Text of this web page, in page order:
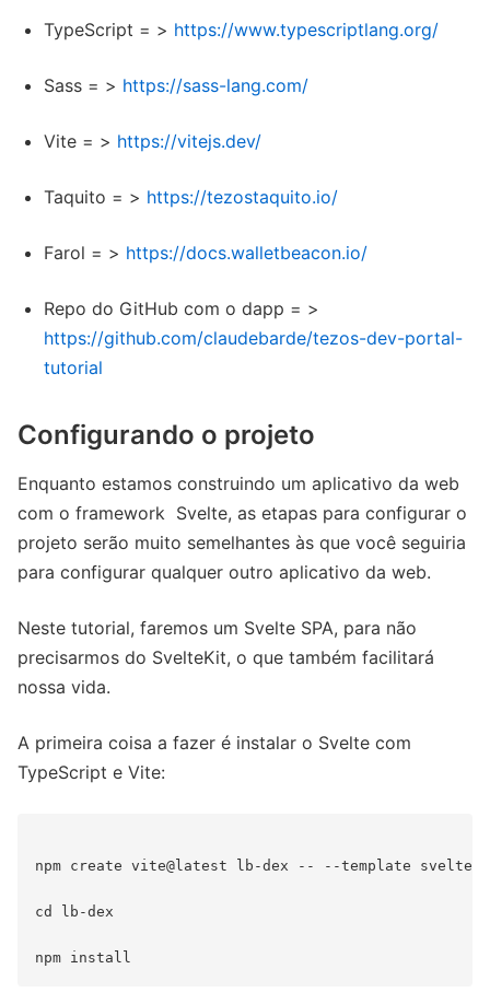
TypeScript = > https://www.typescriptlang.org/
Sass = > https://sass-lang.com/
Vite = > https://vitejs.dev/
Taquito = > https://tezostaquito.io/
Farol = > https://docs.walletbeacon.io/
Repo do GitHub com o dapp = >
https://github.com/claudebarde/tezos-dev-portal-
tutorial
Configurando o projeto
Enquanto estamos construindo um aplicativo da web
com o framework Svelte, as etapas para configurar o
projeto serão muito semelhantes às que você seguiria
para configurar qualquer outro aplicativo da web.
Neste tutorial, faremos um Svelte SPA, para não
precisarmos do SvelteKit, o que também facilitará
nossa vida.
A primeira coisa a fazer é instalar o Svelte com
TypeScript e Vite:
npm create vite@latest lb-dex -- --template svelte-
cd lb-dex